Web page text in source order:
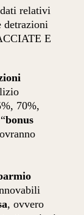
relativi
detrazioni
E
70%,
bonus
, ovvero